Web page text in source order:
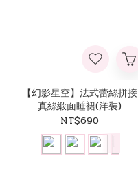
【幻影星空】法式蕾絲拼接
真絲緞面睡裙(洋裝)
NT$690